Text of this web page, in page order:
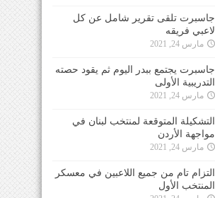
جاسبرت تلقى تقرير شامل عن كل
لاعبي فريقه
مارس 24, 2021
جاسبرت يجتمع ببدر اليوم ثم يقود حصته
التدريبية الأولى
مارس 24, 2021
التشكيلة المتوقعة لمنتخب لبنان في
مواجهة الأردن
مارس 24, 2021
التزام تام من جميع اللاعبين في معسكر
المنتخب الأول